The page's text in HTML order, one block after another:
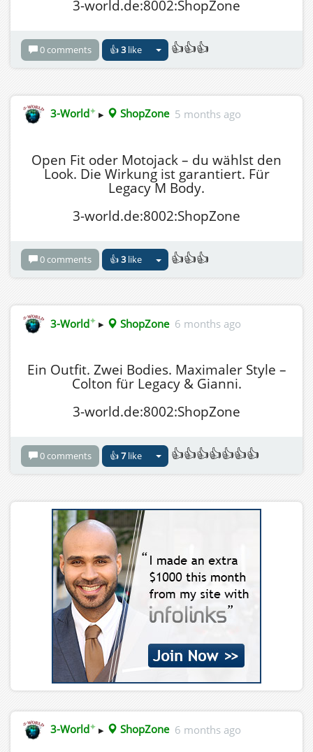
3-world.de:8002:ShopZone
0 comments 👍3like 👍👍👍
3-World✦ ▸ ShopZone 5 months ago
Open Fit oder Motojack – du wählst den
Look. Die Wirkung ist garantiert. Für
Legacy M Body.
3-world.de:8002:ShopZone
0 comments 👍3like 👍👍👍
3-World✦ ▸ ShopZone 6 months ago
Ein Outfit. Zwei Bodies. Maximaler Style –
Colton für Legacy & Gianni.
3-world.de:8002:ShopZone
0 comments 👍7like 👍👍👍👍👍👍👍
3-World✦ ▸ ShopZone 6 months ago